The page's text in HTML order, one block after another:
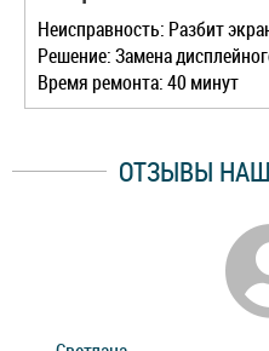
Неисправность: Разбит
Решение: Замена
Время ремонта: 40 минут
ОТЗЫВЫ